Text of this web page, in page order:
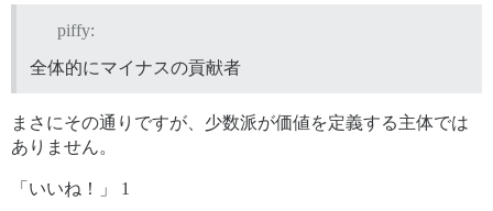
piffy:
全体的にマイナスの貢献者
まさにその通りですが、少数派が価値を定義する主体では
ありません。
「いいね！」 1